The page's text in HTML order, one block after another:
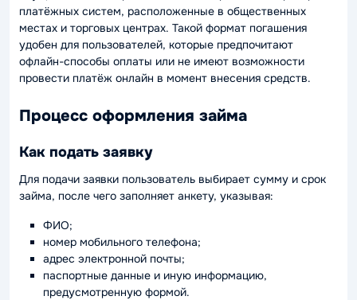
платёжных систем, расположенные в общественных
местах и торговых центрах. Такой формат погашения
удобен для пользователей, которые предпочитают
офлайн-способы оплаты или не имеют возможности
провести платёж онлайн в момент внесения средств.
Процесс оформления займа
Как подать заявку
Для подачи заявки пользователь выбирает сумму и срок
займа, после чего заполняет анкету, указывая:
ФИО;
номер мобильного телефона;
адрес электронной почты;
паспортные данные и иную информацию,
предусмотренную формой.